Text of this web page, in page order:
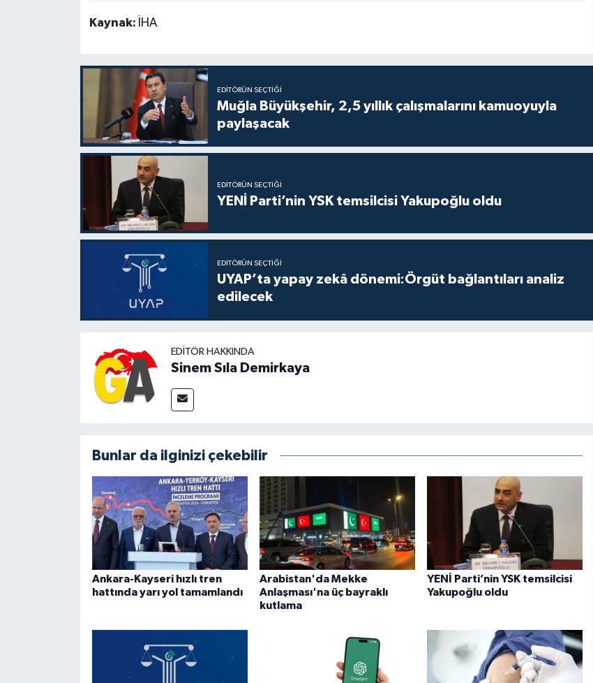
Kaynak: İHA
EDITÖRÜN SEÇTIĞI
Muğla Büyükşehir, 2,5 yıllık çalışmalarını kamuoyuyla
paylaşacak
EDITÖRÜN SEÇTIĞI
YENİ Parti’nin YSK temsilcisi Yakupoğlu oldu
EDITÖRÜN SEÇTIĞI
UYAP’ta yapay zekâ dönemi:Örgüt bağlantıları analiz
edilecek
EDITÖR HAKKINDA
Sinem Sıla Demirkaya
Bunlar da ilginizi çekebilir
Ankara-Kayseri hızlı tren
hattında yarı yol tamamlandı
Arabistan'da Mekke
Anlaşması'na üç bayraklı
kutlama
YENİ Parti’nin YSK temsilcisi
Yakupoğlu oldu